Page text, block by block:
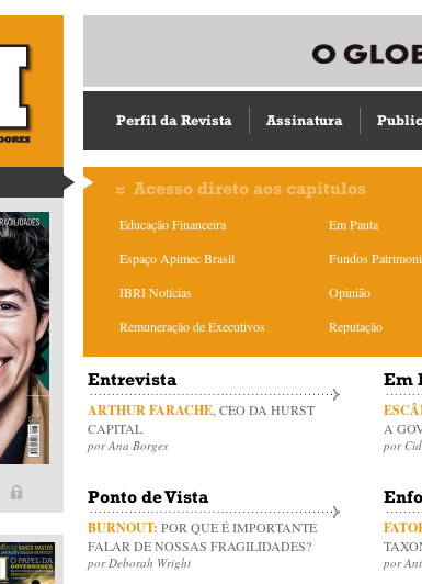
Perfil da Revista Assinatura
Acesso direto aos capítulos
Educação Financeira Em Pauta
Espaço Apimec Brasil
Fundos
IBRI Notícias
Opinião
Remuneração de Executivos
Reputação
Entrevista
ARTHUR FARACHE , CEO DA HURST
CAPITAL
por Ana Borges
Em
A
por
Ponto de Vista
BURNOUT: POR QUE É IMPORTANTE
FALAR DE NOSSAS FRAGILIDADES?
por Deborah Wright por